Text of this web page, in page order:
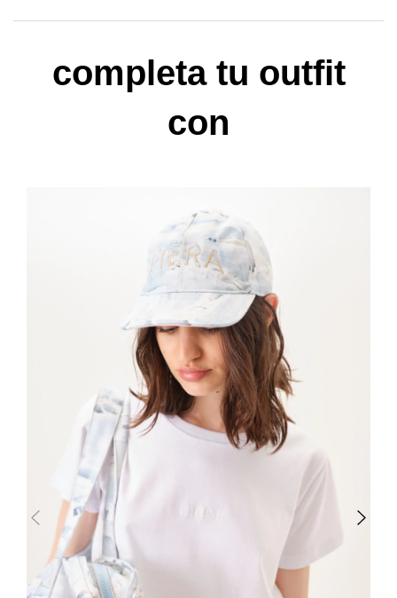
completa tu outfit
con